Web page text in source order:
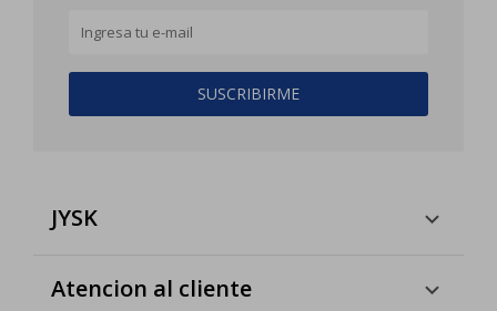
SUSCRIBIRME
JYSK
Atencion al cliente